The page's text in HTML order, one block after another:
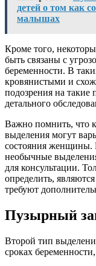
детей о том как
малышах
Кроме того,
быть связаны с
беременности. В
кровянистыми и
подозрения на такие
детального
Важно помнить, что
выделения могут
состояния женщины.
необычные
для консультации.
определить,
требуют
Пузырный
Второй тип
сроках